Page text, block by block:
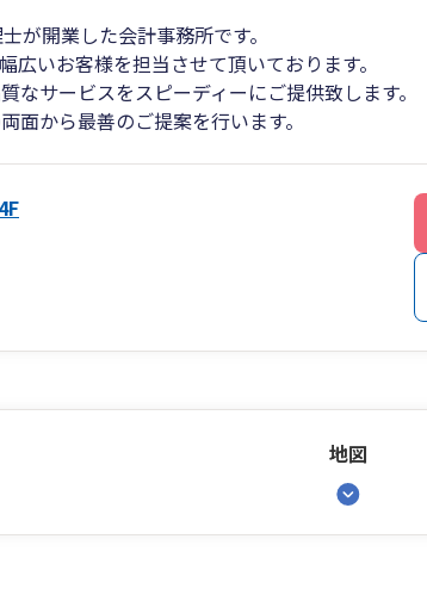
が開業した会計事務所です。
いお客様を担当させて頂いております。
サービスをスピーディーにご提供致します。
面から最善のご提案を行います。
地図